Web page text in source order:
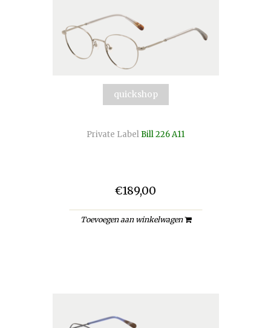
quickshop
Private Label Bill 226 A11
€189,00
Toevoegen aan winkelwagen